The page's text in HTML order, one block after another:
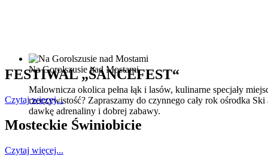
Na Gorolszusie nad Mostami
Malownicza okolica pełna łąk i lasów, kulinarne specjały
rzeczywistość? Zapraszamy do czynnego cały rok ośrodka
dawkę adrenaliny i dobrej zabawy.
FESTIWAL „ŠANCEFEST“
Czytaj więcej...
Mosteckie Świniobicie
Czytaj więcej...